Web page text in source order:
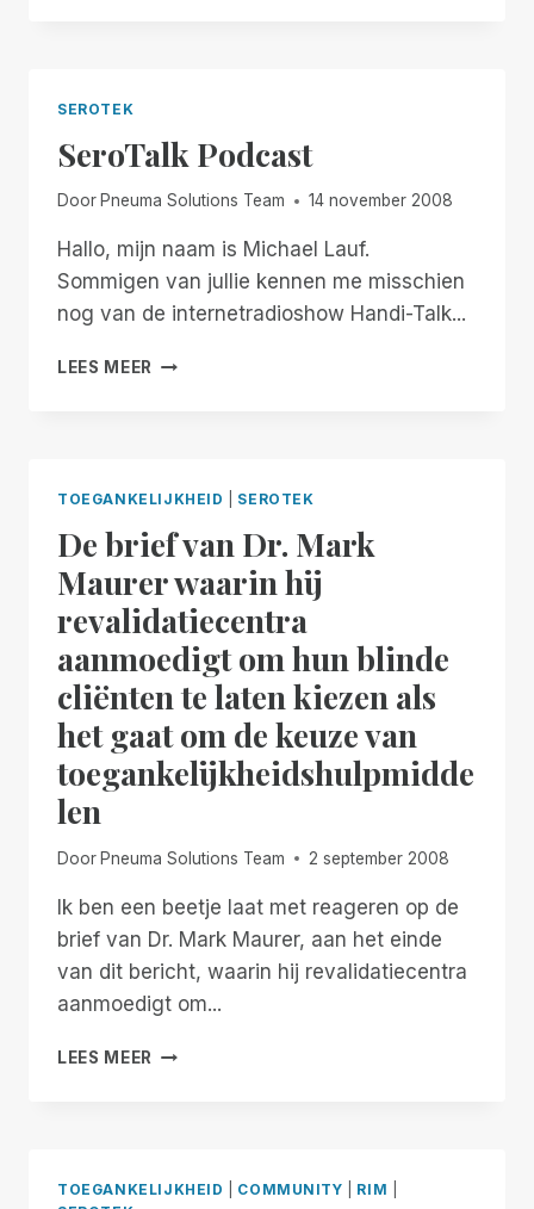
ONDERSTEUNING
SEROTEK
SeroTalk Podcast
Door Pneuma Solutions Team 14 november 2008
Hallo, mijn naam is Michael Lauf.
Sommigen van jullie kennen me misschien
nog van de internetradioshow Handi-Talk...
LEES MEER SEROTALK
TOEGANKELIJKHEID SEROTEK
De brief van Dr. Mark
Maurer waarin hij
revalidatiecentra
aanmoedigt om hun blinde
cliënten te laten kiezen als
het gaat om de keuze van
toegankelijkheidshulpmidde
len
Door Pneuma Solutions Team 2 september 2008
Ik ben een beetje laat met reageren op de
brief van Dr. Mark Maurer, aan het einde
van dit bericht, waarin hij revalidatiecentra
aanmoedigt om...
LEES MEER DE
TOEGANKELIJKHEID COMMUNITY RIM